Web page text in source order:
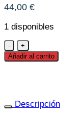
44,00 €
1 disponibles
Protector
Plastico
cantidad
Añadir al carrito
Descripción